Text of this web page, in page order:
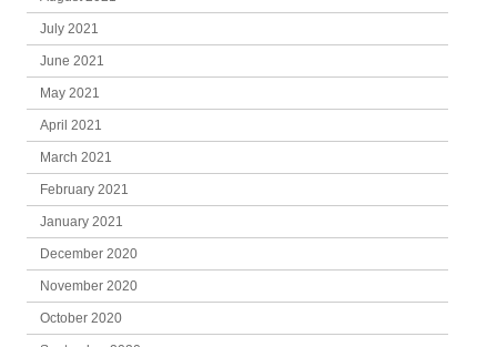
July 2021
June 2021
May 2021
April 2021
March 2021
February 2021
January 2021
December 2020
November 2020
October 2020